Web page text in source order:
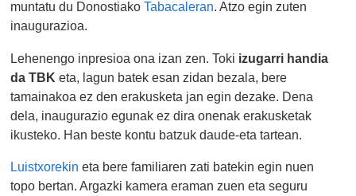
muntatu du DonostiakoTabacaleran. Atzo egin zuten
inaugurazioa.
Lehenengo inpresioa ona izan zen. Toki izugarri handia
da TBK eta, lagun batek esan zidan bezala, bere
tamainakoa ez den erakusketa jan egin dezake. Dena
dela, inaugurazio egunak ez dira onenak erakusketak
ikusteko. Han beste kontu batzuk daude-eta tartean.
Luistxorekin eta bere familiaren zati batekin egin nuen
topo bertan. Argazki kamera eraman zuen eta seguru